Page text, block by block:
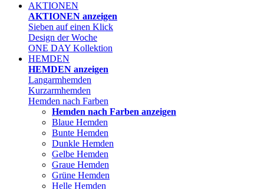
AKTIONEN
AKTIONEN anzeigen
Sieben auf einen Klick
Design der Woche
ONE DAY Kollektion
HEMDEN
HEMDEN anzeigen
Langarmhemden
Kurzarmhemden
Hemden nach Farben
Hemden nach Farben anzeigen
Blaue Hemden
Bunte Hemden
Dunkle Hemden
Gelbe Hemden
Graue Hemden
Grüne Hemden
Helle Hemden